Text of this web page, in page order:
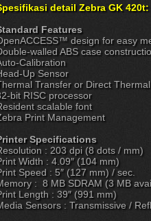
detail Zebra GK 420t:
Features
design for easy
walled ABS case
Calibration
Up Sensor
Transfer or Direct
bit RISC processor
scalable font
Print Management
Specifications
: 203 dpi (8 dots / mm)
Width : 4.09″ (104 mm)
Speed : 5″ (127 mm) / sec.
: 8 MB SDRAM (3 MB
Length : 39″ (991 mm)
Sensors : Transmissive /